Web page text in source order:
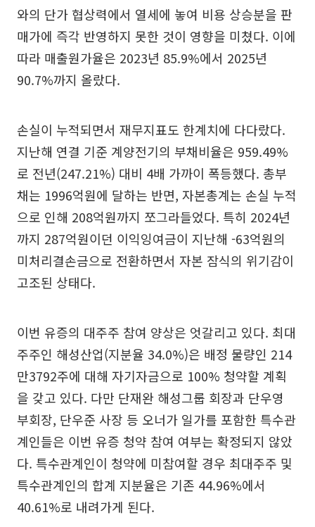
와의 단가 협상력에서 열세에 놓여 비용 상승분을 판
매가에 즉각 반영하지 못한 것이 영향을 미쳤다. 이에
따라 매출원가율은 2023년 85.9%에서 2025년
90.7%까지 올랐다.
손실이 누적되면서 재무지표도 한계치에 다다랐다.
지난해 연결 기준 계양전기의 부채비율은 959.49%
로 전년(247.21%) 대비 4배 가까이 폭등했다. 총부
채는 1996억원에 달하는 반면, 자본총계는 손실 누적
으로 인해 208억원까지 쪼그라들었다. 특히 2024년
까지 287억원이던 이익잉여금이 지난해 -63억원의
미처리결손금으로 전환하면서 자본 잠식의 위기감이
고조된 상태다.
이번 유증의 대주주 참여 양상은 엇갈리고 있다. 최대
주주인 해성산업(지분율 34.0%)은 배정 물량인 214
만3792주에 대해 자기자금으로 100% 청약할 계획
을 갖고 있다. 다만 단재완 해성그룹 회장과 단우영
부회장, 단우준 사장 등 오너가 일가를 포함한 특수관
계인들은 이번 유증 청약 참여 여부는 확정되지 않았
다. 특수관계인이 청약에 미참여할 경우 최대주주 및
특수관계인의 합계 지분율은 기존 44.96%에서
40.61%로 내려가게 된다.